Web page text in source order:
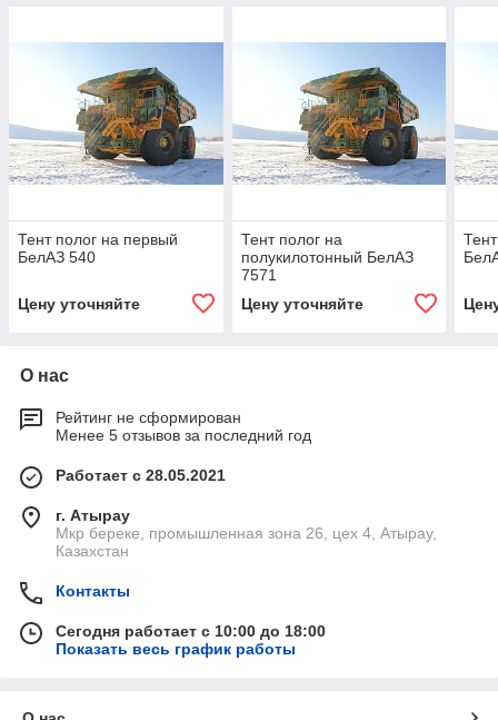
Тент полог на первый
БелАЗ 540
Цену уточняйте
Тент полог на
полукилотонный БелАЗ
7571
Цену уточняйте
О нас
Рейтинг не сформирован
Менее 5 отзывов за последний год
Работает с 28.05.2021
г. Атырау
Мкр береке, промышленная зона 26, цех 4, Атырау,
Казахстан
Контакты
Сегодня работает с 10:00 до 18:00
Показать весь график работы